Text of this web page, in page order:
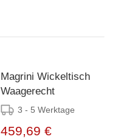
Magrini Wickeltisch
Waagerecht
3 - 5 Werktage
459,69 €